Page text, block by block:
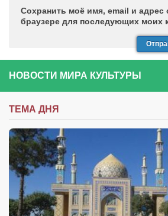
Сохранить моё имя, email и адрес
браузере для последующих моих
НОВОСТИ МИРА КУЛЬТУРЫ
ТЕМА ДНЯ